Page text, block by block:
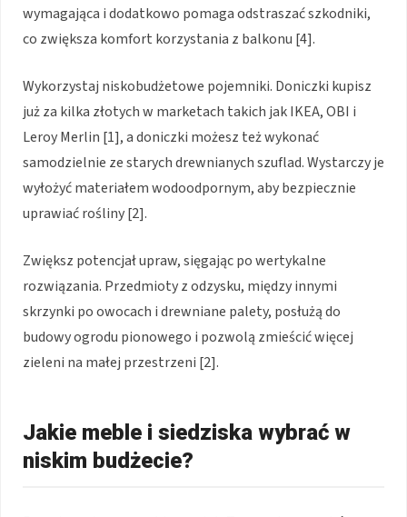
wymagająca i dodatkowo pomaga odstraszać szkodniki,
co zwiększa komfort korzystania z balkonu [4].
Wykorzystaj niskobudżetowe pojemniki. Doniczki kupisz
już za kilka złotych w marketach takich jak IKEA, OBI i
Leroy Merlin [1], a doniczki możesz też wykonać
samodzielnie ze starych drewnianych szuflad. Wystarczy je
wyłożyć materiałem wodoodpornym, aby bezpiecznie
uprawiać rośliny [2].
Zwiększ potencjał upraw, sięgając po wertykalne
rozwiązania. Przedmioty z odzysku, między innymi
skrzynki po owocach i drewniane palety, posłużą do
budowy ogrodu pionowego i pozwolą zmieścić więcej
zieleni na małej przestrzeni [2].
Jakie meble i siedziska wybrać w
niskim budżecie?